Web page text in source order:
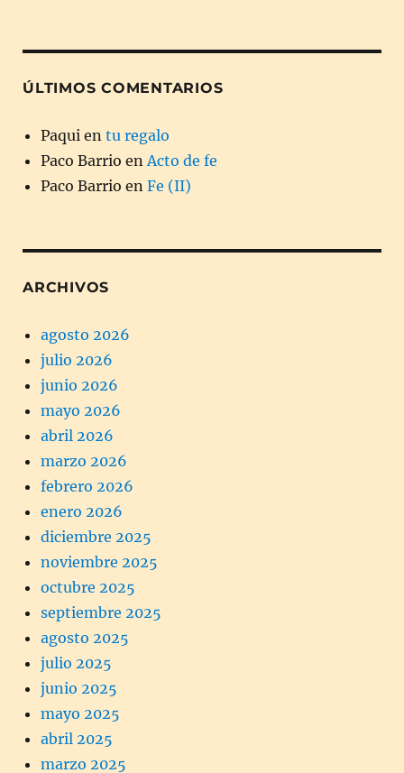
ÚLTIMOS COMENTARIOS
Paqui en tu regalo
Paco Barrio en Acto de fe
Paco Barrio en Fe (II)
ARCHIVOS
agosto 2026
julio 2026
junio 2026
mayo 2026
abril 2026
marzo 2026
febrero 2026
enero 2026
diciembre 2025
noviembre 2025
octubre 2025
septiembre 2025
agosto 2025
julio 2025
junio 2025
mayo 2025
abril 2025
marzo 2025